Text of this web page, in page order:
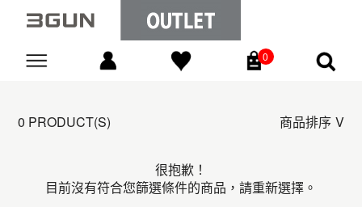
0
0 PRODUCT(S) 商品排序
很抱歉！
目前沒有符合您篩選條件的商品，請重新選擇。